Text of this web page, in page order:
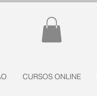
CURSOS ONLINE